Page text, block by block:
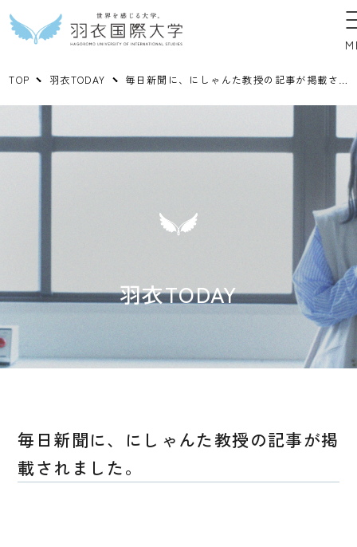
TOP 羽衣TODAY 毎日新聞に、にしゃんた教授の記事が掲載されました。
羽衣TODAY
毎日新聞に、にしゃんた教授の記事が掲
載されました。